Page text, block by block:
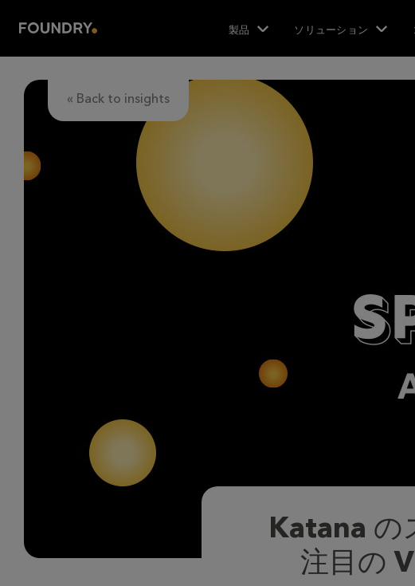
製品 ソリューション
« Back to insights
Katana の
注目の